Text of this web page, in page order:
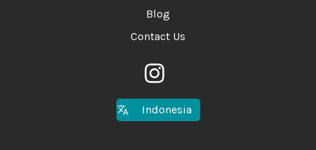
Blog
Contact Us
Indonesia